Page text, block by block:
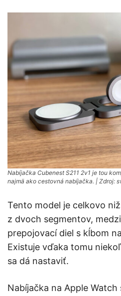
Nabíjačka Cubenest S211 2v1 je tou
najmä ako cestovná nabíjačka. | Zdroj:
Tento model je celkovo
z dvoch segmentov,
prepojovací diel s kĺbom
Existuje vďaka tomu
sa dá nastaviť.
Nabíjačka na Apple